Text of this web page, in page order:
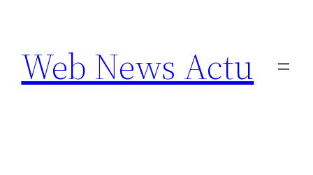
contenu
Web News Actu